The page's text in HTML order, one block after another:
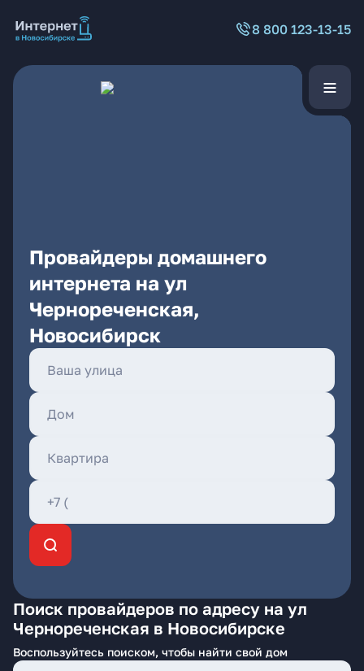
8 800 123-13-15
Провайдеры домашнего
интернета на ул
Чернореченская,
Новосибирск
Поиск провайдеров по адресу на ул
Чернореченская в Новосибирске
Воспользуйтесь поиском, чтобы найти свой дом